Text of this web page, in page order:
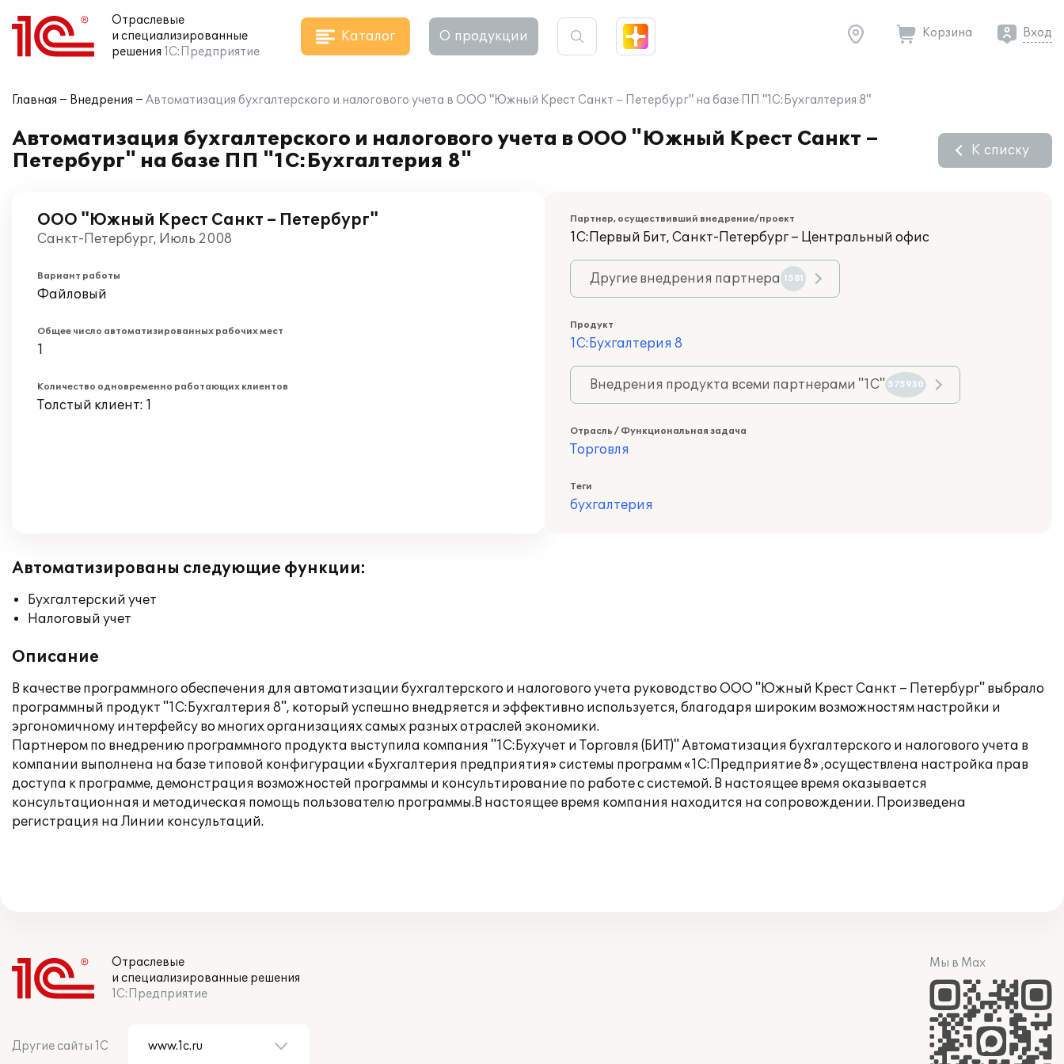
Отраслевые
и специализированные
решения 1С:Предприятие
Каталог О продукции Корзина Вход
Главная Внедрения Автоматизация бухгалтерского и налогового учета в ООО "Южный Крест Санкт – Петербург" на базе ПП "1С:Бухгалтерия 8"
Автоматизация бухгалтерского и налогового учета в ООО "Южный Крест Санкт –
Петербург" на базе ПП "1С:Бухгалтерия 8"
К списку
ООО "Южный Крест Санкт – Петербург"
Санкт-Петербург, Июль 2008
Вариант работы
Файловый
Общее число автоматизированных рабочих мест
1
Количество одновременно работающих клиентов
Толстый клиент: 1
Партнер, осуществивший внедрение/проект
1С:Первый Бит, Санкт-Петербург – Центральный офис
Другие внедрения партнера 1581
Продукт
1С:Бухгалтерия 8
Внедрения продукта всеми партнерами "1С" 575930
Отрасль / Функциональная задача
Торговля
Теги
бухгалтерия
Автоматизированы следующие функции:
Бухгалтерский учет
Налоговый учет
Описание
В качестве программного обеспечения для автоматизации бухгалтерского и налогового учета руководство ООО "Южный Крест Санкт – Петербург" выбрало
программный продукт "1С:Бухгалтерия 8", который успешно внедряется и эффективно используется, благодаря широким возможностям настройки и
эргономичному интерфейсу во многих организациях самых разных отраслей экономики.
Партнером по внедрению программного продукта выступила компания "1С:Бухучет и Торговля (БИТ)" Автоматизация бухгалтерского и налогового учета в
компании выполнена на базе типовой конфигурации «Бухгалтерия предприятия» системы программ «1С:Предприятие 8» ,осуществлена настройка прав
доступа к программе, демонстрация возможностей программы и консультирование по работе с системой. В настоящее время оказывается
консультационная и методическая помощь пользователю программы.В настоящее время компания находится на сопровождении. Произведена
регистрация на Линии консультаций.
Отраслевые
и специализированные решения
1С:Предприятие
Другие сайты 1С
Мы в Max